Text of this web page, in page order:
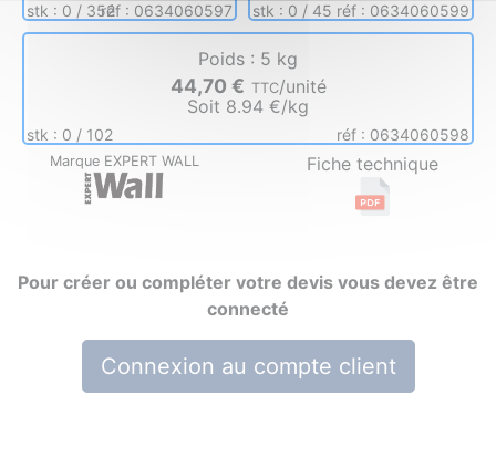
stk : 0 / 352réf : 0634060597 stk : 0 / 45 réf : 0634060599
Poids : 5 kg
44,70 € TTC unité
Soit 8.94 €/kg
stk : 0 / 102 réf : 0634060598
Marque EXPERT WALL Fiche technique
Pour créer ou compléter votre devis vous devez être
connecté
Connexion au compte client